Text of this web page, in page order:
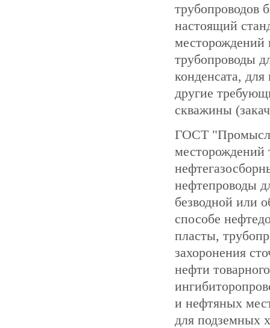
трубопроводов
настоящий
месторождений
трубопроводы
конденсата,
другие
скважины
ГОСТ
нефтепроводы
безводной или
способе
пласты,
захоронения
нефти
и нефтяных
для подземных